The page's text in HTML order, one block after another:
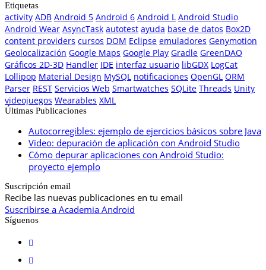
Etiquetas
activity ADB Android 5 Android 6 Android L Android Studio
Android Wear AsyncTask autotest ayuda base de datos Box2D
content providers cursos DOM Eclipse emuladores Genymotion
Geolocalización Google Maps Google Play Gradle GreenDAO
Gráficos 2D-3D Handler IDE interfaz usuario libGDX LogCat
Lollipop Material Design MySQL notificaciones OpenGL ORM
Parser REST Servicios Web Smartwatches SQLite Threads Unity
videojuegos Wearables XML
Últimas Publicaciones
Autocorregibles: ejemplo de ejercicios básicos sobre Java
Video: depuración de aplicación con Android Studio
Cómo depurar aplicaciones con Android Studio:
proyecto ejemplo
Suscripción email
Recibe las nuevas publicaciones en tu email
Suscribirse a Academia Android
Síguenos